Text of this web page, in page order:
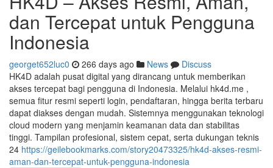
dan Tercepat untuk Pengguna
Indonesia
georget652luc0 266 days ago News
Discuss
HK4D adalah pusat digital yang dirancang untuk memberikan
akses tercepat bagi pengguna di Indonesia. Melalui hk4d.me ,
semua fitur resmi seperti login, pendaftaran, hingga berita terbaru
dapat diakses dengan mudah. Sistemnya menggunakan teknologi
cloud modern yang menjamin keamanan data dan stabilitas
tinggi. Tampilan profesional, sistem cepat, serta dukungan teknis
24 https://geilebookmarks.com/story20473325/hk4d-akses-resmi-
aman-dan-tercepat-untuk-pengguna-indonesia